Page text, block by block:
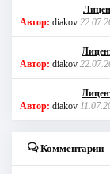
Автор: diakov
Автор: diakov
Автор: diakov
Комментарии